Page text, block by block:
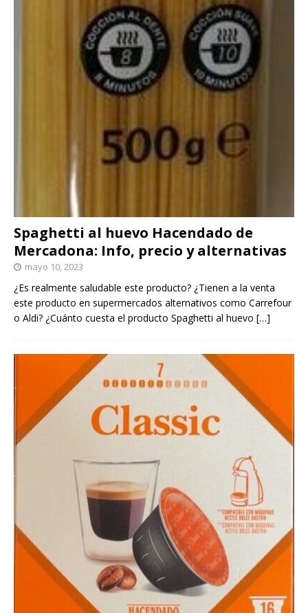
Spaghetti al huevo Hacendado de
Mercadona: Info, precio y alternativas
mayo 10, 2023
¿Es realmente saludable este producto? ¿Tienen a la venta
este producto en supermercados alternativos como Carrefour
o Aldi? ¿Cuánto cuesta el producto Spaghetti al huevo […]